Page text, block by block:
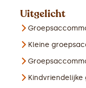
Uitgelicht
Kleine